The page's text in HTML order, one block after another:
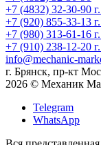
+7 (4832) 32-30-90
+7 (920) 855-33-13
+7 (980) 313-61-16
+7 (910) 238-12-20
info@mechanic-
г. Брянск, пр-кт
2026 © Механик
Telegram
WhatsApp